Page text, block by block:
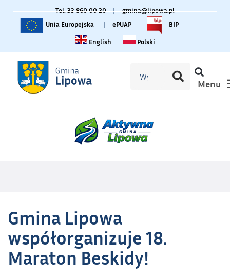
Tel. 33 860 00 20 |
gmina@lipowa.pl
Unia Europejska
| ePUAP
BIP
Change language to English
English Zmiana języka na polski
Polski
Menu
Gmina Lipowa
współorganizuje 18.
Maraton Beskidy!